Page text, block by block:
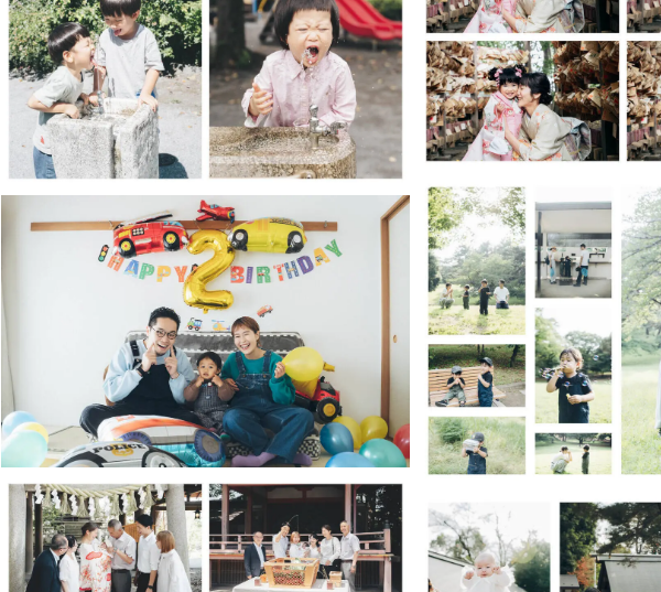
また、お子さまを撮影するときはその日の機嫌やその場の興味関心を優先して撮影しており
__________________________________________________________________
ここまでお読みいただきありがとうございます。
「見返した時に思わず微笑んでしまう場面・瞬間」を撮影したい方はぜひともお声がけくだ
__________________________________________________________________
出張撮影をお願いすることが初めてという方も多いかと思います。
些細なことでも構いませんので、まずはお気軽にご相談くださいませ！
⭐️ご依頼を検討してくださっている方へ⭐️
撮影可否を判断するため、事前の詳細共有をお願いしております。
お手数ですが撮影リクエストの前に、以下テンプレートを添えてメッセージをいただけます